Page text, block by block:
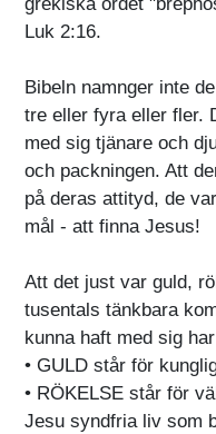
Luk 2:16.
Bibeln namnger inte
tre eller fyra eller fler.
med sig tjänare och
och packningen. Att
på deras attityd, de
mål - att finna Jesus!
Att det just var guld,
tusentals tänkbara
kunna haft med sig
• GULD står för
• RÖKELSE står för
Jesu syndfria liv som